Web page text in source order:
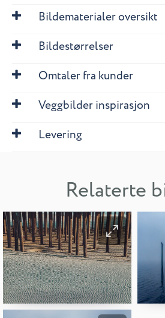
Bildematerialer oversikt
Bildestørrelser
Omtaler fra kunder
Veggbilder inspirasjon
Levering
Relaterte